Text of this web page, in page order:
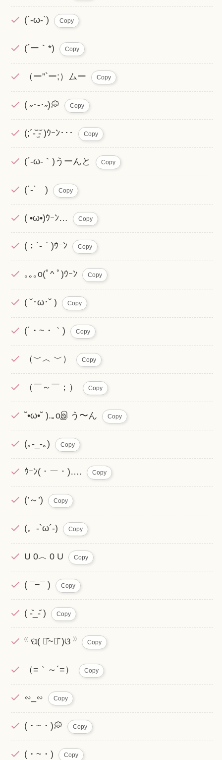
(´-ω-`) Copy
(´ー｀*) Copy
（ー”`ー;）ムー Copy
( ˶･-･˶)💭 Copy
(;´-᷅ ̫̈-᷄ )ｳｰﾝ･･･ Copy
(´-ω-｀)うーんと Copy
(´-` ) Copy
(­­ •ω•)ｳｰﾝ… Copy
(；´-｀)ｳｰﾝ Copy
｡｡｡o(ﾟ^ ﾟ)ｳｰﾝ Copy
( ˘･ω･˘ ) Copy
(´・~・｀) Copy
（﹀︿ ﹀） Copy
（￣～￣；） Copy
˘•ω•˘ ).｡oஇ う〜ん Copy
(｡-_-｡) Copy
ｳｰﾝ(・ー・)…. Copy
(’～’) Copy
(。-`ω´-) Copy
U 0︿ 0 U Copy
( ¯−¯ ) Copy
‪( -᷅_-᷄ ) Copy
‬⁽⁽ ପ( ･᷄~･᷅ )ଓ ⁾⁾ Copy
（=｀～´=） Copy
∽_∽ Copy
(・~・)💭 Copy
(・~・) Copy